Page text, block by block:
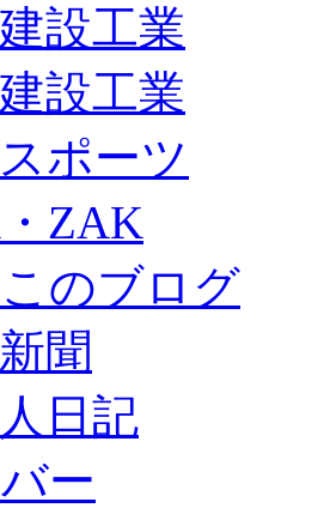
設工業
設工業
ポーツ
ZAK
のブログ
聞
日記
ー